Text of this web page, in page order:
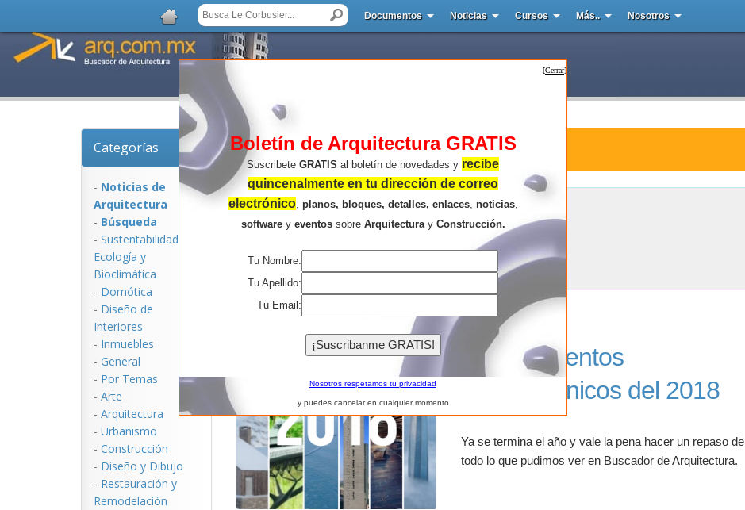
Documentos Noticias Cursos Más.. Nosotros
Categorías
- Noticias de
Arquitectura
- Búsqueda
- Sustentabilidad,
Ecologí­a y
Bioclimática
- Domótica
- Diseño de
Interiores
- Inmuebles
- General
- Por Temas
- Arte
- Arquitectura
- Urbanismo
- Construcción
- Diseño y Dibujo
- Restauración y
Remodelación
Noticias de Arquitectura : Dundee
Dundee
Resultados de la búsqueda .
Los 12 eventos
arquitectónicos del 2018
Ya se termina el año y vale la pena hacer un repaso de
todo lo que pudimos ver en Buscador de Arquitectura.
[Cerrar]
Boletín de Arquitectura GRATIS
Suscribete GRATIS al boletín de novedades y recibe
quincenalmente en tu dirección de correo
electrónico, planos, bloques, detalles, enlaces, noticias,
softwarey eventossobre Arquitecturay Construcción.
Tu Nombre:
Tu Apellido:
Tu Email:
Nosotros respetamos tu privacidad
y puedes cancelar en cualquier momento